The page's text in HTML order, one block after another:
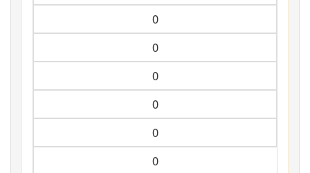
0
0
0
0
0
0